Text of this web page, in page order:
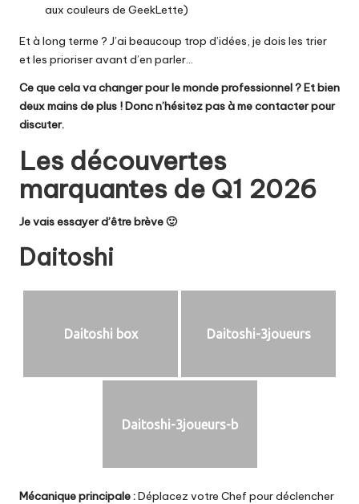
aux couleurs de GeekLette)
Et à long terme ? J’ai beaucoup trop d’idées, je dois les trier
et les prioriser avant d’en parler…
Ce que cela va changer pour le monde professionnel ? Et bien
deux mains de plus ! Donc n’hésitez pas à me contacter pour
discuter.
Les découvertes
marquantes de Q1 2026
Je vais essayer d’être brève 🙂
Daitoshi
Daitoshi box Daitoshi-3joueurs
Daitoshi-3joueurs-b
Mécanique principale :Déplacez votre Chef pour déclencher